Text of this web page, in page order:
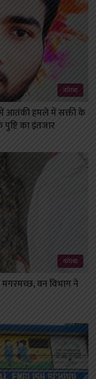
कोरबा
आतंकी हमले में सक्ती के
का इंतजार
कोरबा
वन विभाग ने